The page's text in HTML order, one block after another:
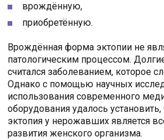
врождённую,
приобретённую.
Врождённая форма эктопии не
патологическим процессом.
считался заболеванием, которое
Однако с помощью научных
использования современного
оборудования удалось
эктопия у нерожавших является
развития женского организма.